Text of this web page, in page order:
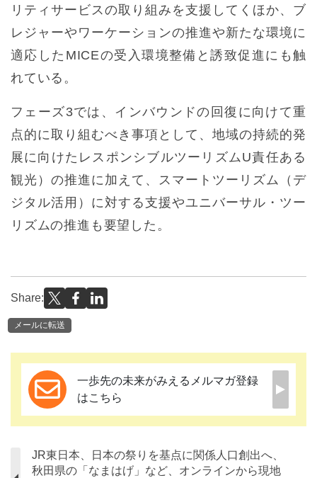
リティサービスの取り組みを支援してくほか、ブ
レジャーやワーケーションの推進や新たな環境に
適応したMICEの受入環境整備と誘致促進にも触
れている。
フェーズ3では、インバウンドの回復に向けて重
点的に取り組むべき事項として、地域の持続的発
展に向けたレスポンシブルツーリズムU責任ある
観光）の推進に加えて、スマートツーリズム（デ
ジタル活用）に対する支援やユニバーサル・ツー
リズムの推進も要望した。
Share:
メールに転送
一歩先の未来がみえるメルマガ登録
はこちら
JR東日本、日本の祭りを基点に関係人口創出へ、
秋田県の「なまはげ」など、オンラインから現地